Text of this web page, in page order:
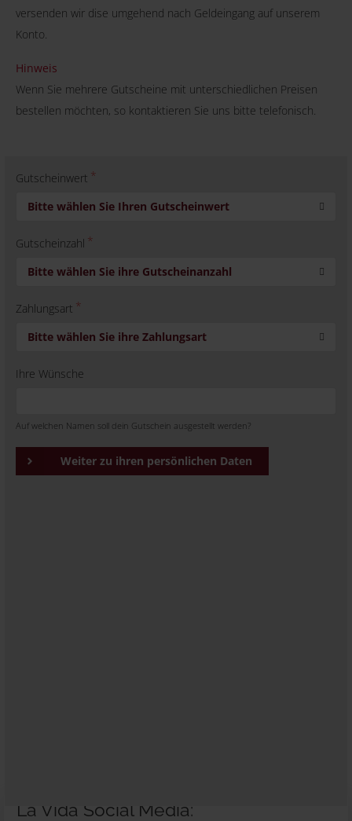
versenden wir dise umgehend nach Geldeingang auf unserem
Konto.
Hinweis
Wenn Sie mehrere Gutscheine mit unterschiedlichen Preisen
bestellen möchten, so kontaktieren Sie uns bitte telefonisch.
Gutscheinwert
Bitte wählen Sie Ihren Gutscheinwert
Gutscheinzahl
Bitte wählen Sie ihre Gutscheinanzahl
Zahlungsart
Bitte wählen Sie ihre Zahlungsart
Ihre Wünsche
Auf welchen Namen soll dein Gutschein ausgestellt werden?
Weiter zu ihren persönlichen Daten
La Vida Social Media: